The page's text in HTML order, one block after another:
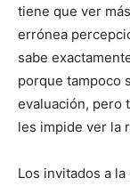
tiene que ver
errónea
sabe
porque tampoco
evaluación, pero
les impide ver la
Los invitados a